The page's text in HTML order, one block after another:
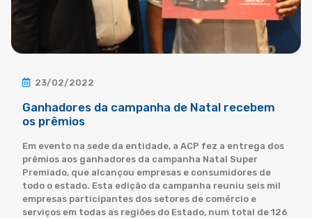
23/02/2022
Ganhadores da campanha de Natal recebem
os prêmios
Em evento na sede da entidade, a ACP fez a entrega dos
prêmios aos ganhadores da campanha Natal Super
Premiado, que alcançou empresas e consumidores de
todo o estado. Esta edição da campanha reuniu seis mil
empresas participantes dos setores de comércio e
serviços em todas as regiões do Estado, num total de 126